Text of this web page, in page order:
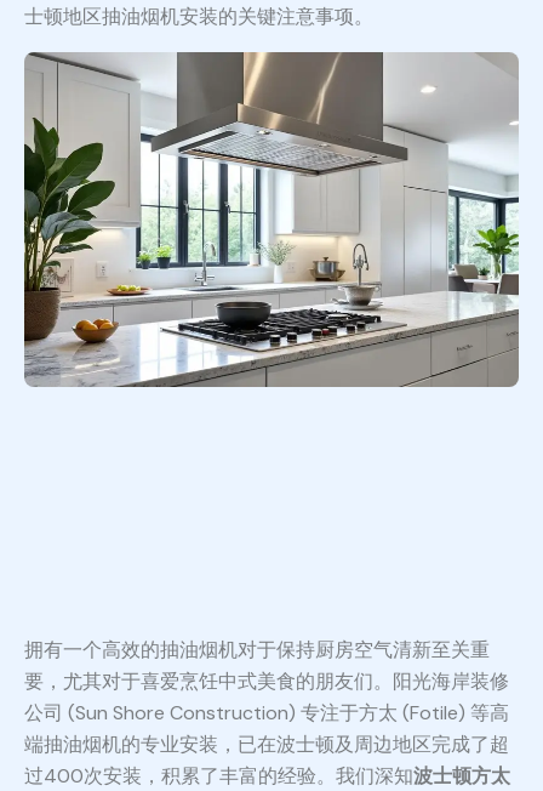
士顿地区抽油烟机安装的关键注意事项。
拥有一个高效的抽油烟机对于保持厨房空气清新至关重
要，尤其对于喜爱烹饪中式美食的朋友们。阳光海岸装修
公司 (Sun Shore Construction) 专注于方太 (Fotile) 等高
端抽油烟机的专业安装，已在波士顿及周边地区完成了超
过400次安装，积累了丰富的经验。我们深知波士顿方太